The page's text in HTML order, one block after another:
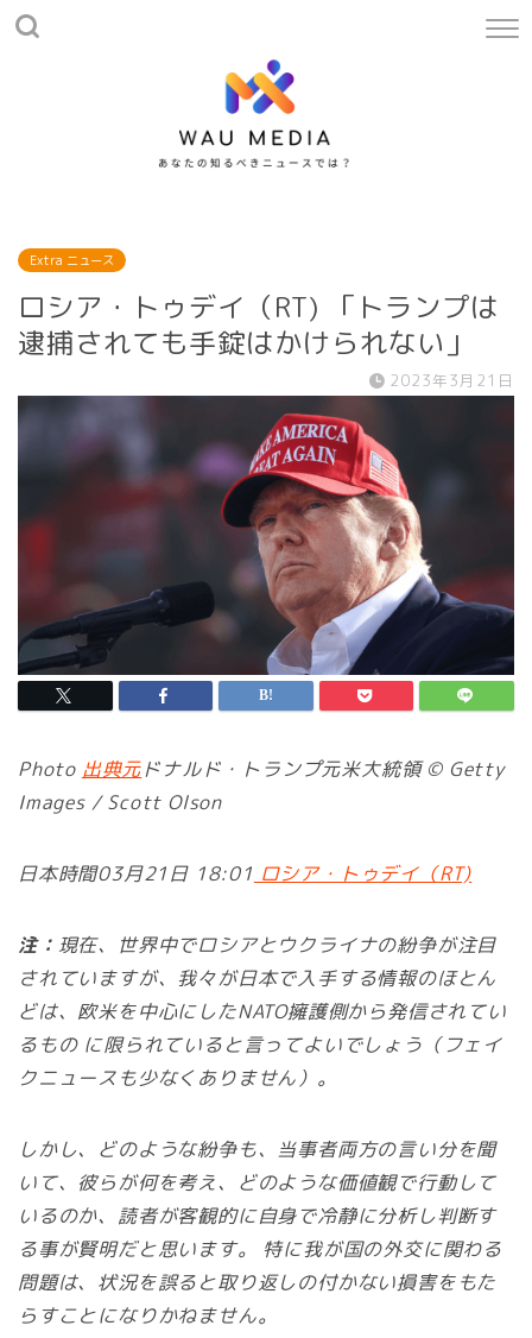
Extra ニュース
ロシア・トゥデイ（RT) 「トランプは
逮捕されても手錠はかけられない」
2023年3月21日
Photo 出典元ドナルド・トランプ元米大統領 © Getty
Images / Scott Olson
日本時間03月21日 18:01 ロシア・トゥデイ（RT)
注： 現在、世界中でロシアとウクライナの紛争が注目
されていますが、我々が日本で入手する情報のほとん
どは、欧米を中心にしたNATO擁護側から発信されてい
るもの に限られていると言ってよいでしょう（フェイ
クニュースも少なくありません）。
しかし、どのような紛争も、当事者両方の言い分を聞
いて、彼らが何を考え、どのような価値観で行動して
いるのか、読者が客観的に自身で冷静に分析し判断す
る事が賢明だと思います。 特に我が国の外交に関わる
問題は、状況を誤ると取り返しの付かない損害をもた
らすことになりかねません。